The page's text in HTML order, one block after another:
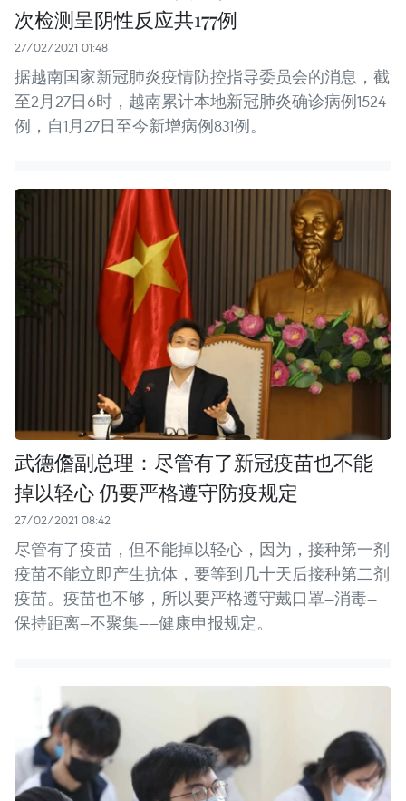
次检测呈阴性反应共177例
27/02/2021 01:48
据越南国家新冠肺炎疫情防控指导委员会的消息，截
至2月27日6时，越南累计本地新冠肺炎确诊病例1524
例，自1月27日至今新增病例831例。
武德儋副总理：尽管有了新冠疫苗也不能
掉以轻心 仍要严格遵守防疫规定
27/02/2021 08:42
尽管有了疫苗，但不能掉以轻心，因为，接种第一剂
疫苗不能立即产生抗体，要等到几十天后接种第二剂
疫苗。疫苗也不够，所以要严格遵守戴口罩—消毒—
保持距离—不聚集——健康申报规定。